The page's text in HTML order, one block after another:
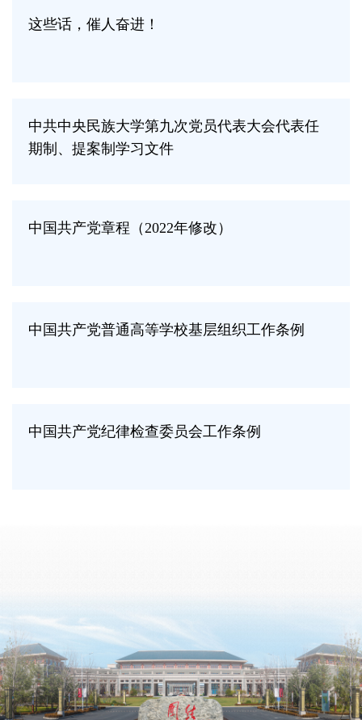
这些话，催人奋进！
中共中央民族大学第九次党员代表大会代表任
期制、提案制学习文件
中国共产党章程（2022年修改）
中国共产党普通高等学校基层组织工作条例
中国共产党纪律检查委员会工作条例